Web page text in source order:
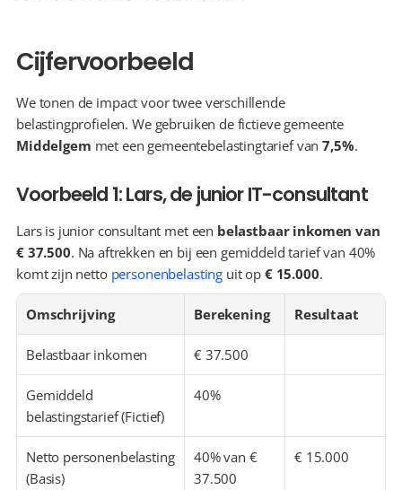
Cijfervoorbeeld
We tonen de impact voor twee verschillende
Middelgem met een gemeentebelastingtarief van 7,5%.
Voorbeeld 1: Lars, de junior IT-consultant
Lars is junior consultant met een belastbaar inkomen van
€ 37.500. Na aftrekken en bij een gemiddeld tarief van 40%
komt zijn netto personenbelasting uit op € 15.000.
Omschrijving Berekening Resultaat
Belastbaar inkomen € 37.500
Gemiddeld
belastingstarief (Fictief)
40%
Netto personenbelasting
(Basis)
40% van €
37.500
€ 15.000